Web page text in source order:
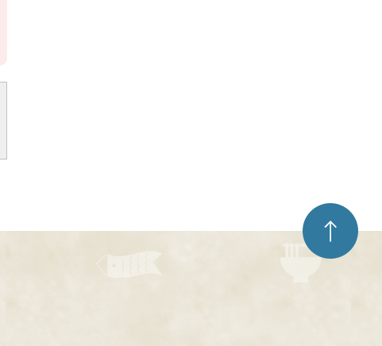
ペ
ー
ジ